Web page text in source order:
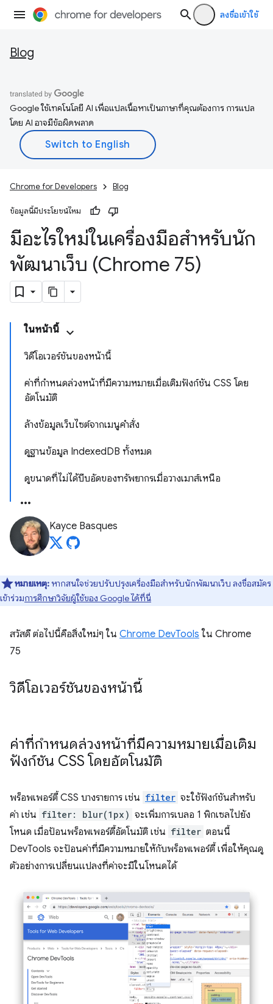
ลงชื่อเข้าใช้
Blog
Google ใช้เทคโนโลยี AI เพื่อแปลเนื้อหาเป็นภาษาที่คุณต้องการ การแปล
โดย AI อาจมีข้อผิดพลาด
Chrome for Developers Blog
ข้อมูลนี้มีประโยชน์ไหม
มีอะไรใหม่ในเครื่องมือสำหรับนัก
พัฒนาเว็บ (Chrome 75)
ในหน้านี้
วิดีโอเวอร์ชันของหน้านี้
ค่าที่กำหนดล่วงหน้าที่มีความหมายเมื่อเติมฟังก์ชัน CSS โดย
อัตโนมัติ
ล้างข้อมูลเว็บไซต์จากเมนูคำสั่ง
ดูฐานข้อมูล IndexedDB ทั้งหมด
ดูขนาดที่ไม่ได้บีบอัดของทรัพยากรเมื่อวางเมาส์เหนือ
Kayce Basques
หมายเหตุ: หากสนใจช่วยปรับปรุงเครื่องมือสำหรับนักพัฒนาเว็บ ลงชื่อสมัคร
เข้าร่วมการศึกษาวิจัยผู้ใช้ของ Google ได้ที่นี่
สวัสดี ต่อไปนี้คือสิ่งใหม่ๆ ใน Chrome DevTools ใน Chrome
75
วิดีโอเวอร์ชันของหน้านี้
ค่าที่กำหนดล่วงหน้าที่มีความหมายเมื่อเติม
ฟังก์ชัน CSS โดยอัตโนมัติ
พร็อพเพอร์ตี้ CSS บางรายการ เช่น filter จะใช้ฟังก์ชันสำหรับ
ค่า เช่น filter: blur(1px) จะเพิ่มการเบลอ 1 พิกเซลไปยัง
โหนด เมื่อป้อนพร็อพเพอร์ตี้อัตโนมัติ เช่น filter ตอนนี้
DevTools จะป้อนค่าที่มีความหมายให้กับพร็อพเพอร์ตี้ เพื่อให้คุณดู
ตัวอย่างการเปลี่ยนแปลงที่ค่าจะมีในโหนดได้